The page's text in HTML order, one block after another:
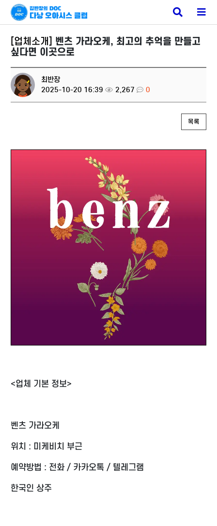
검
색
튼
메
뉴
튼
다낭 가라오케
[업체소개] 벤츠 가라오케, 최고의 추억을 만들고
싶다면 이곳으로
최반장
2025-10-20 16:39
2,267 0
목록
<업체 기본 정보>
벤츠 가라오케
위치 : 미케비치 부근
예약방법 : 전화 / 카카오톡 / 텔레그램
한국인 상주